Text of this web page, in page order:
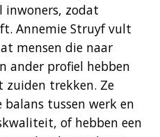
inwoners, zodat
Annemie Struyf vult
mensen die naar
ander profiel hebben
zuiden trekken. Ze
balans tussen werk en
of hebben een